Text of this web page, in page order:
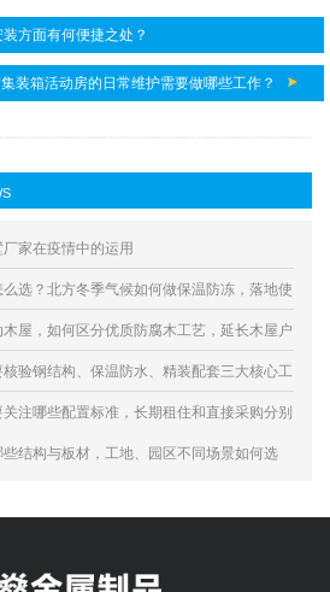
方面有何便捷之处？
装箱活动房的日常维护需要做哪些工作？
家在疫情中的运用
选？北方冬季气候如何做保温防冻，落地使
险？
屋，如何区分优质防腐木工艺，延长木屋户
验钢结构、保温防水、精装配套三大核心工
注哪些配置标准，长期租住和直接采购分别
结构与板材，工地、园区不同场景如何选